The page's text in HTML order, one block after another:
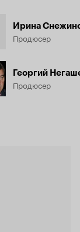
Ирина
Продюсер
Георгий
Продюсер